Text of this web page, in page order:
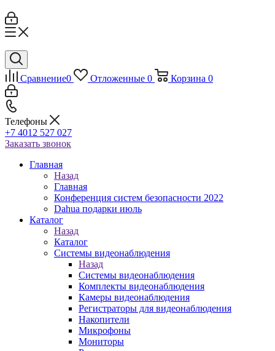
Сравнение0 Отложенные 0 Корзина 0
Телефоны
+7 4012 527 027
Заказать звонок
Главная
Назад
Главная
Конференция систем безопасности 2022
Dahua подарки июль
Каталог
Назад
Каталог
Системы видеонаблюдения
Назад
Системы видеонаблюдения
Комплекты видеонаблюдения
Камеры видеонаблюдения
Регистраторы для видеонаблюдения
Накопители
Микрофоны
Мониторы